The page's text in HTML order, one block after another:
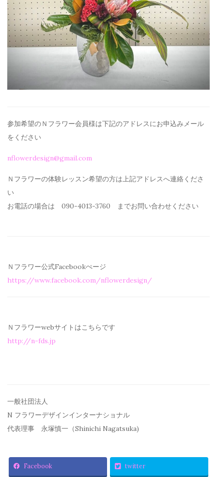
参加希望のＮフラワー会員様は下記のアドレスにお申込みメール
を ください
nflowerdesign@gmail.com
Ｎフラワーの体験レッスン希望の方は上記アドレスへ連絡くださ
い
お電話の場合は 090-4013-3760 までお問い合わせください
Ｎフラワー公式Facebookぺージ
https://www.facebook.com/nflowerdesign/
Ｎフラワーwebサイトはこちらです
http://n-fds.jp
一般社団法人
N フラワーデザインインターナショナル
代表理事 永塚慎一（Shinichi Nagatsuka)
Facebook twitter